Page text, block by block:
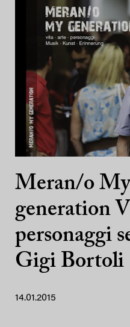
Meran/o My
generation
personaggi
Gigi Bortoli
14.01.2015